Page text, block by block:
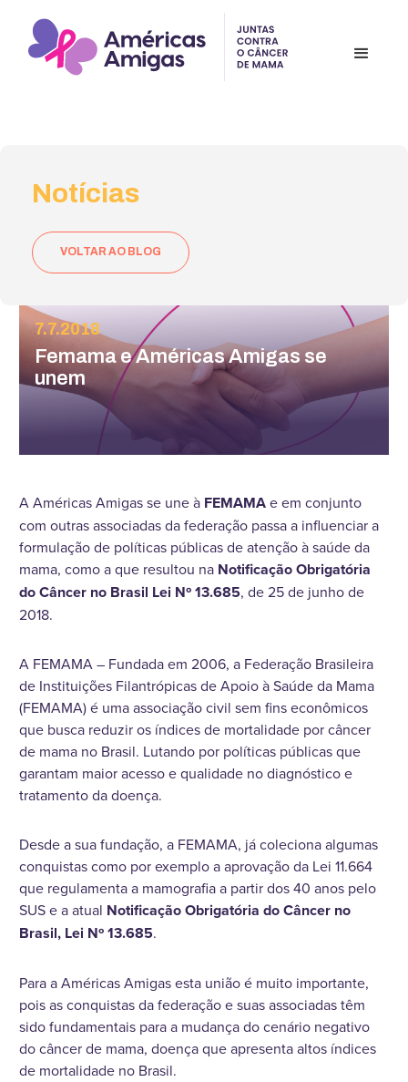
Notícias
VOLTAR AO BLOG
7.7.2018
Femama e Américas Amigas se
unem
A Américas Amigas se une à FEMAMAe em conjunto
com outras associadas da federação passa a influenciar a
formulação de políticas públicas de atenção à saúde da
mama, como a que resultou na Notificação Obrigatória
do Câncer no Brasil Lei Nº 13.685, de 25 de junho de
2018.
A FEMAMA – Fundada em 2006, a Federação Brasileira
de Instituições Filantrópicas de Apoio à Saúde da Mama
(FEMAMA) é uma associação civil sem fins econômicos
que busca reduzir os índices de mortalidade por câncer
de mama no Brasil. Lutando por políticas públicas que
garantam maior acesso e qualidade no diagnóstico e
tratamento da doença.
Desde a sua fundação, a FEMAMA, já coleciona algumas
conquistas como por exemplo a aprovação da Lei 11.664
que regulamenta a mamografia a partir dos 40 anos pelo
SUS e a atual Notificação Obrigatória do Câncer no
Brasil, Lei Nº 13.685.
Para a Américas Amigas esta união é muito importante,
pois as conquistas da federação e suas associadas têm
sido fundamentais para a mudança do cenário negativo
do câncer de mama, doença que apresenta altos índices
de mortalidade no Brasil.